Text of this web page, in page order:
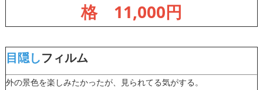
格 11,000円
目隠しフィルム
外の景色を楽しみたかったが、見られてる気がする。